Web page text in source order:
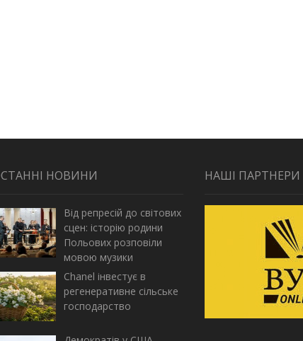
НОВИНИ
Від репресій до світових
сцен: історію родини
Польових розповіли
мовою музики
Chanel інвестує в
регенеративне сільське
господарство
НАШІ ПАРТНЕРИ